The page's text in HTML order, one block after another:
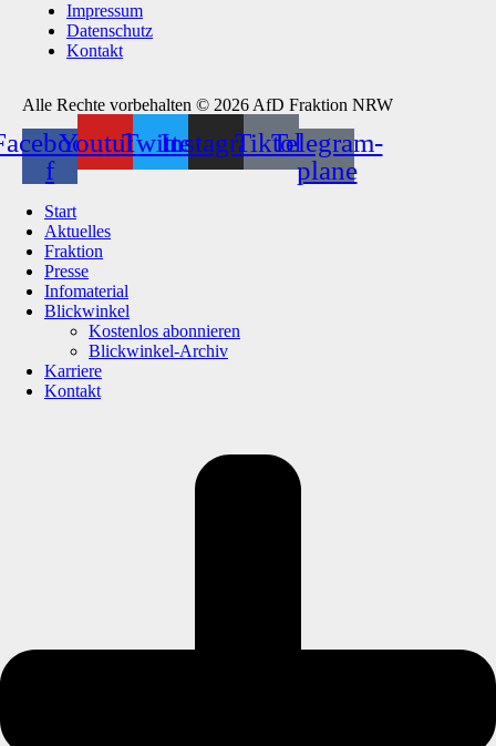
Impressum
Datenschutz
Kontakt
Alle Rechte vorbehalten © 2026 AfD Fraktion NRW
f
YoutubeTwitterInstagramTiktokTelegram-
plane
Start
Aktuelles
Fraktion
Presse
Infomaterial
Blickwinkel
Kostenlos abonnieren
Blickwinkel-Archiv
Karriere
Kontakt